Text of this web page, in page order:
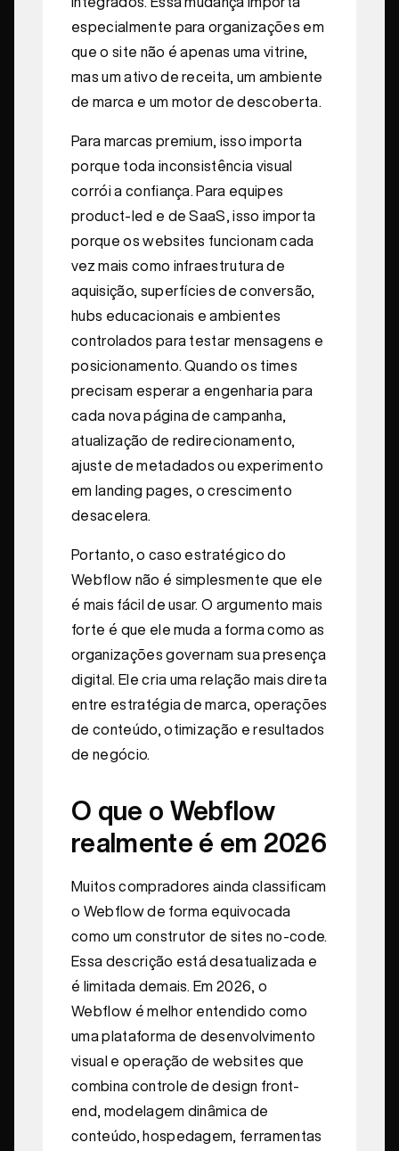
especialmente para organizações em
que o site não é apenas uma vitrine,
mas um ativo de receita, um ambiente
de marca e um motor de descoberta.
Para marcas premium, isso importa
porque toda inconsistência visual
corrói a confiança. Para equipes
product-led e de SaaS, isso importa
porque os websites funcionam cada
vez mais como infraestrutura de
aquisição, superfícies de conversão,
hubs educacionais e ambientes
controlados para testar mensagens e
posicionamento. Quando os times
precisam esperar a engenharia para
cada nova página de campanha,
atualização de redirecionamento,
ajuste de metadados ou experimento
em landing pages, o crescimento
desacelera.
Portanto, o caso estratégico do
Webflow não é simplesmente que ele
é mais fácil de usar. O argumento mais
forte é que ele muda a forma como as
organizações governam sua presença
digital. Ele cria uma relação mais direta
entre estratégia de marca, operações
de conteúdo, otimização e resultados
de negócio.
O que o Webflow
realmente é em 2026
Muitos compradores ainda classificam
o Webflow de forma equivocada
como um construtor de sites no-code.
Essa descrição está desatualizada e
é limitada demais. Em 2026, o
Webflow é melhor entendido como
uma plataforma de desenvolvimento
visual e operação de websites que
combina controle de design front-
end, modelagem dinâmica de
conteúdo, hospedagem, ferramentas